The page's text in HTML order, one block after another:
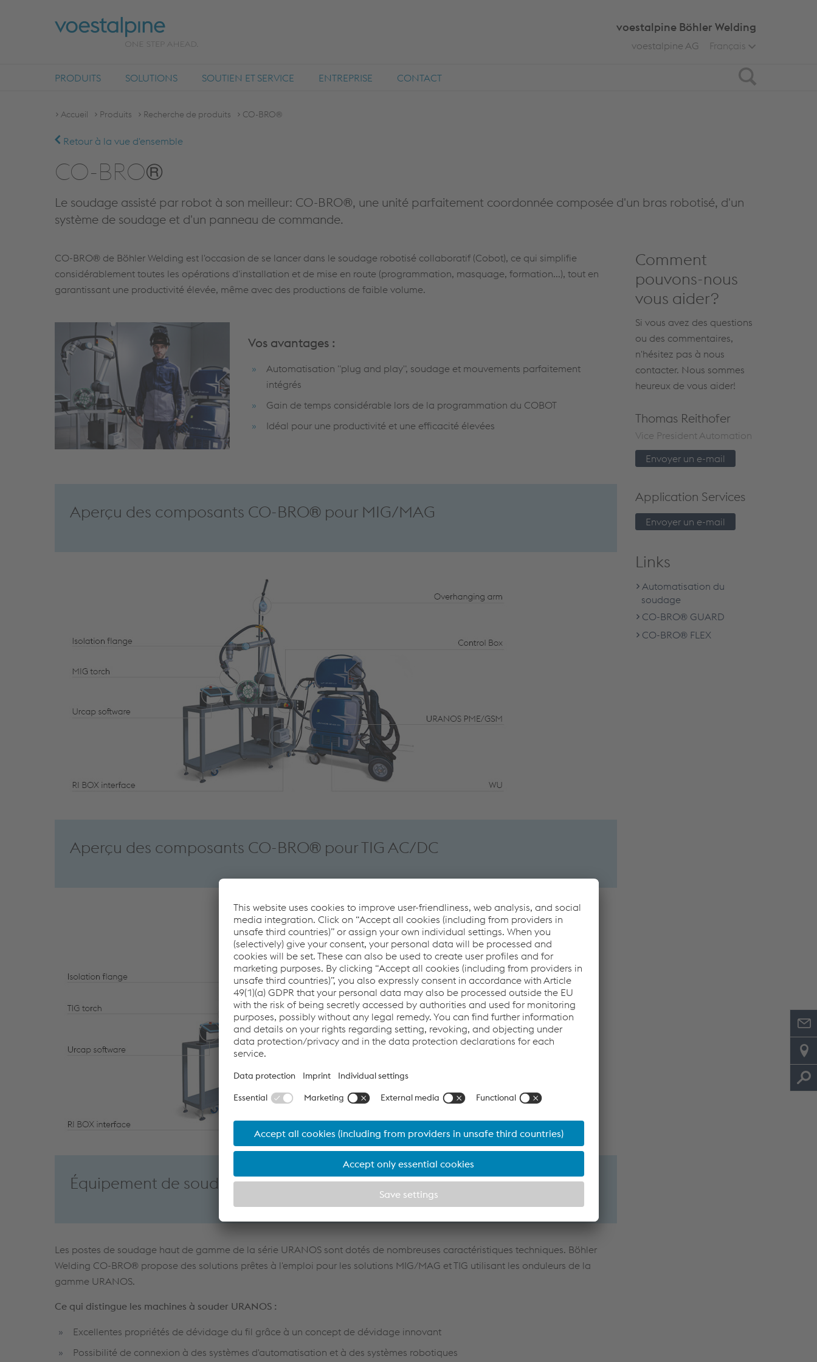
Search
voestalpine Böhler Welding
Français
voestalpine AG
PRODUITS SOLUTIONS SOUTIEN ET SERVICE ENTREPRISE CONTACT
Accueil Produits Recherche de produits CO-BRO®
Retour à la vue d'ensemble
CO-BRO®
Le soudage assisté par robot à son meilleur: CO-BRO®, une unité parfaitement coordonnée composée d'un bras robotisé, d'un
système de soudage et d'un panneau de commande.
CO-BRO® de Böhler Welding est l'occasion de se lancer dans le soudage robotisé collaboratif (Cobot), ce qui simplifie
considérablement toutes les opérations d'installation et de mise en route (programmation, masquage, formation...), tout en
garantissant une productivité élevée, même avec des productions de faible volume.
Vos avantages :
Automatisation "plug and play", soudage et mouvements parfaitement
intégrés
Gain de temps considérable lors de la programmation du COBOT
Idéal pour une productivité et une efficacité élevées
Aperçu des composants CO-BRO® pour MIG/MAG
Aperçu des composants CO-BRO® pour TIG AC/DC
Équipement de soudage collaboratif
Les postes de soudage haut de gamme de la série URANOS sont dotés de nombreuses caractéristiques techniques. Böhler
Welding CO-BRO® propose des solutions prêtes à l'emploi pour les solutions MIG/MAG et TIG utilisant les onduleurs de la
gamme URANOS.
Ce qui distingue les machines à souder URANOS :
Excellentes propriétés de dévidage du fil grâce à un concept de dévidage innovant
Possibilité de connexion à des systèmes d'automatisation et à des systèmes robotiques
Comment
pouvons-nous
vous aider?
Si vous avez des questions
ou des commentaires,
n'hésitez pas à nous
contacter. Nous sommes
heureux de vous aider!
Thomas Reithofer
Vice President Automation
Envoyer un e-mail
Application Services
Envoyer un e-mail
Links
Automatisation du
soudage
CO-BRO® GUARD
CO-BRO® FLEX